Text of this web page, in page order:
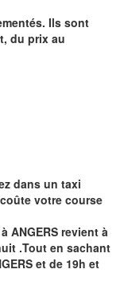
Ils sont
du prix au
dans un taxi
coûte votre course
ANGERS revient à
.Tout en sachant
et de 19h et